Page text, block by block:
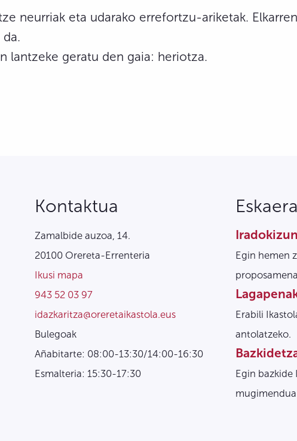
neurriak eta udarako errefortzu-ariketak.
lantzeke geratu den gaia: heriotza.
Kontaktua
Zamalbide auzoa, 14.
20100 Orereta-Errenteria
Ikusi mapa
943 52 03 97
idazkaritza@oreretaikastola.eus
Bulegoak
Añabitarte: 08:00-13:30/14:00-16:30
Esmalteria: 15:30-17:30
Egin hemen
Erabili
antolatzeko.
Egin bazkide